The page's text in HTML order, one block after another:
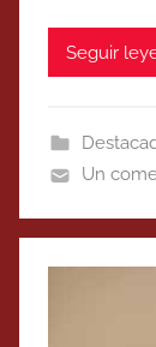
Seguir
Un